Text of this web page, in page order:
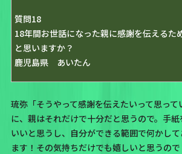
質問18
18年間お世話になった親に感謝を伝えるた
と思いますか？
鹿児島県 あいたん
琉弥「そうやって感謝を伝えたいって思って
に、親はそれだけで十分だと思うので。手
いいと思うし、自分ができる範囲で何かし
ます！その気持ちだけでも嬉しいと思うので